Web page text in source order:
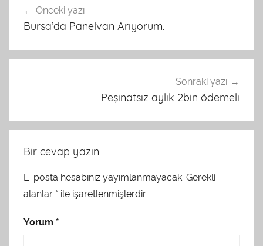
dolaşımı
Önceki yazı
Bursa’da Panelvan Arıyorum.
Sonraki yazı
Peşinatsız aylık 2bin ödemeli
Bir cevap yazın
E-posta hesabınız yayımlanmayacak. Gerekli
alanlar * ile işaretlenmişlerdir
Yorum *